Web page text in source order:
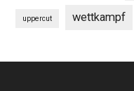
uppercut wettkampf